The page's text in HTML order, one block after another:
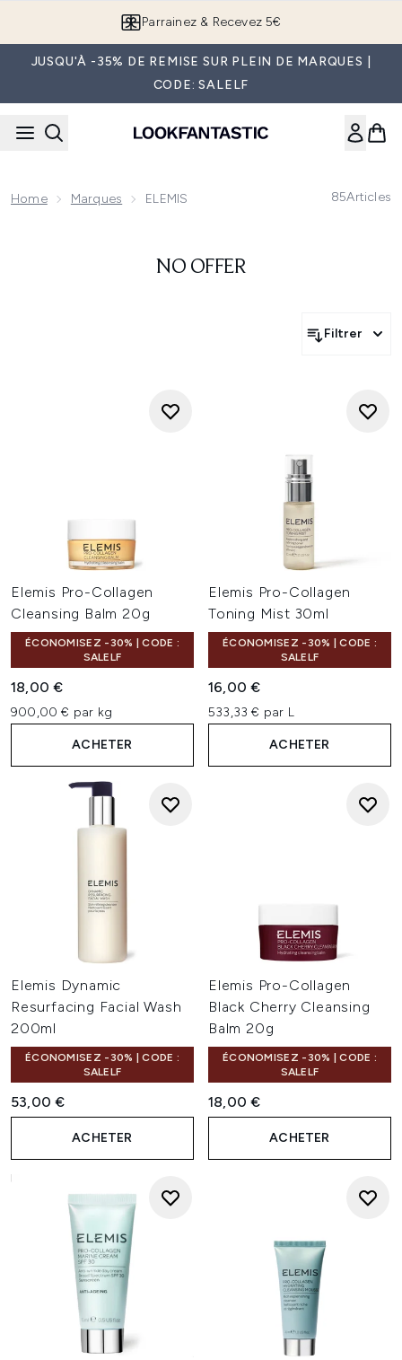
Parrainez & Recevez 5€
JUSQU'À -35% DE REMISE SUR PLEIN DE MARQUES |
CODE: SALELF
Home Marques ELEMIS 85Articles
NO OFFER
Filtrer
Elemis Pro-Collagen
Cleansing Balm 20g
ÉCONOMISEZ -30% | CODE :
SALELF
18,00 €
900,00 € par kg
ACHETER
Elemis Pro-Collagen
Toning Mist 30ml
ÉCONOMISEZ -30% | CODE :
SALELF
16,00 €
533,33 € par L
ACHETER
Elemis Dynamic
Resurfacing Facial Wash
200ml
ÉCONOMISEZ -30% | CODE :
SALELF
53,00 €
ACHETER
Elemis Pro-Collagen
Black Cherry Cleansing
Balm 20g
ÉCONOMISEZ -30% | CODE :
SALELF
18,00 €
ACHETER